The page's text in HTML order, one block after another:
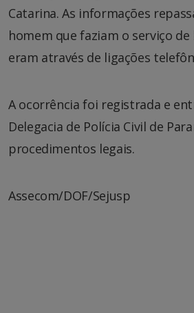
Catarina. As informações
homem que faziam o serviço
eram através de ligações
A ocorrência foi registrada e
Delegacia de Polícia Civil de
procedimentos legais.
Assecom/DOF/Sejusp